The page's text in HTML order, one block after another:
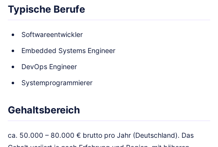
Typische Berufe
Softwareentwickler
Embedded Systems Engineer
DevOps Engineer
Systemprogrammierer
Gehaltsbereich
ca. 50.000 – 80.000 € brutto pro Jahr (Deutschland). Das